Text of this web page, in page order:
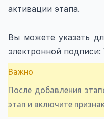
активации этапа.
Вы можете указать
электронной
Важно
После добавления
этап и включите